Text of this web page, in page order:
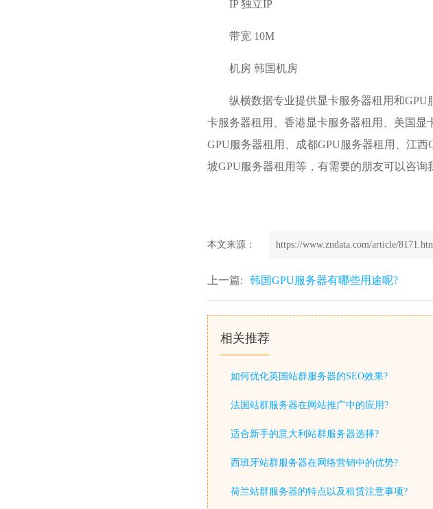
IP 独立IP
带宽 10M
机房 韩国机房
纵横数据专业提供显卡服务器租用和GPU
卡服务器租用、香港显卡服务器租用、美国显
GPU服务器租用、成都GPU服务器租用、 江西
坡GPU服务器租用等，有需要的朋友可以咨询
本文来源： https://www.zndata.com/article/
上一篇: 韩国GPU服务器有哪些用途呢?
相关推荐
如何优化英国站群服务器的SEO效果?
法国站群服务器在网站推广中的应用?
适合新手的意大利站群服务器选择?
西班牙站群服务器在网络营销中的优势?
荷兰站群服务器的特点以及租赁注意事项?